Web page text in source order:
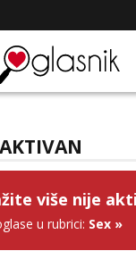
više nije
u rubrici: Sex »